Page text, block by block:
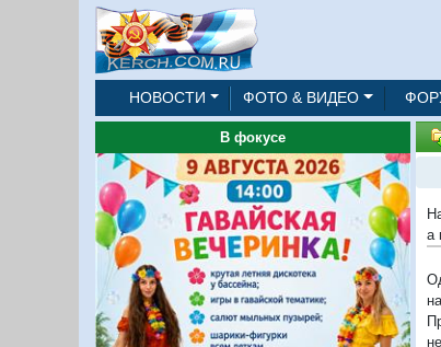
НОВОСТИ ФОТО & ВИДЕО
В фокусе
а